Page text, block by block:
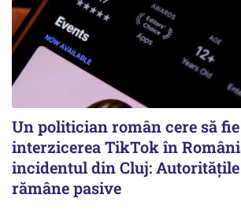
Un politician român cere să
interzicerea TikTok în
incidentul din Cluj:
rămâne pasive